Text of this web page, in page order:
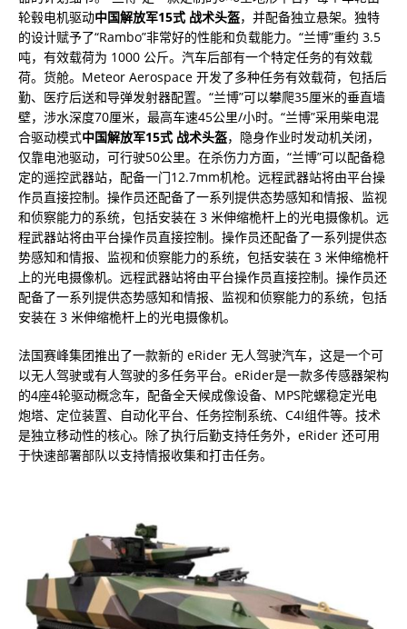
轮毂电机驱动中国解放军15式 战术头盔，并配备独立悬架。独特
的设计赋予了“Rambo”非常好的性能和负载能力。“兰博”重约 3.5
吨，有效载荷为 1000 公斤。汽车后部有一个特定任务的有效载
荷。货舱。Meteor Aerospace 开发了多种任务有效载荷，包括后
勤、医疗后送和导弹发射器配置。“兰博”可以攀爬35厘米的垂直墙
壁，涉水深度70厘米，最高车速45公里/小时。“兰博”采用柴电混
合驱动模式中国解放军15式 战术头盔，隐身作业时发动机关闭，
仅靠电池驱动，可行驶50公里。在杀伤力方面，“兰博”可以配备稳
定的遥控武器站，配备一门12.7mm机枪。远程武器站将由平台操
作员直接控制。操作员还配备了一系列提供态势感知和情报、监视
和侦察能力的系统，包括安装在 3 米伸缩桅杆上的光电摄像机。远
程武器站将由平台操作员直接控制。操作员还配备了一系列提供态
势感知和情报、监视和侦察能力的系统，包括安装在 3 米伸缩桅杆
上的光电摄像机。远程武器站将由平台操作员直接控制。操作员还
配备了一系列提供态势感知和情报、监视和侦察能力的系统，包括
安装在 3 米伸缩桅杆上的光电摄像机。
法国赛峰集团推出了一款新的 eRider 无人驾驶汽车，这是一个可
以无人驾驶或有人驾驶的多任务平台。eRider是一款多传感器架构
的4座4轮驱动概念车，配备全天候成像设备、MPS陀螺稳定光电
炮塔、定位装置、自动化平台、任务控制系统、C4I组件等。技术
是独立移动性的核心。除了执行后勤支持任务外，eRider 还可用
于快速部署部队以支持情报收集和打击任务。